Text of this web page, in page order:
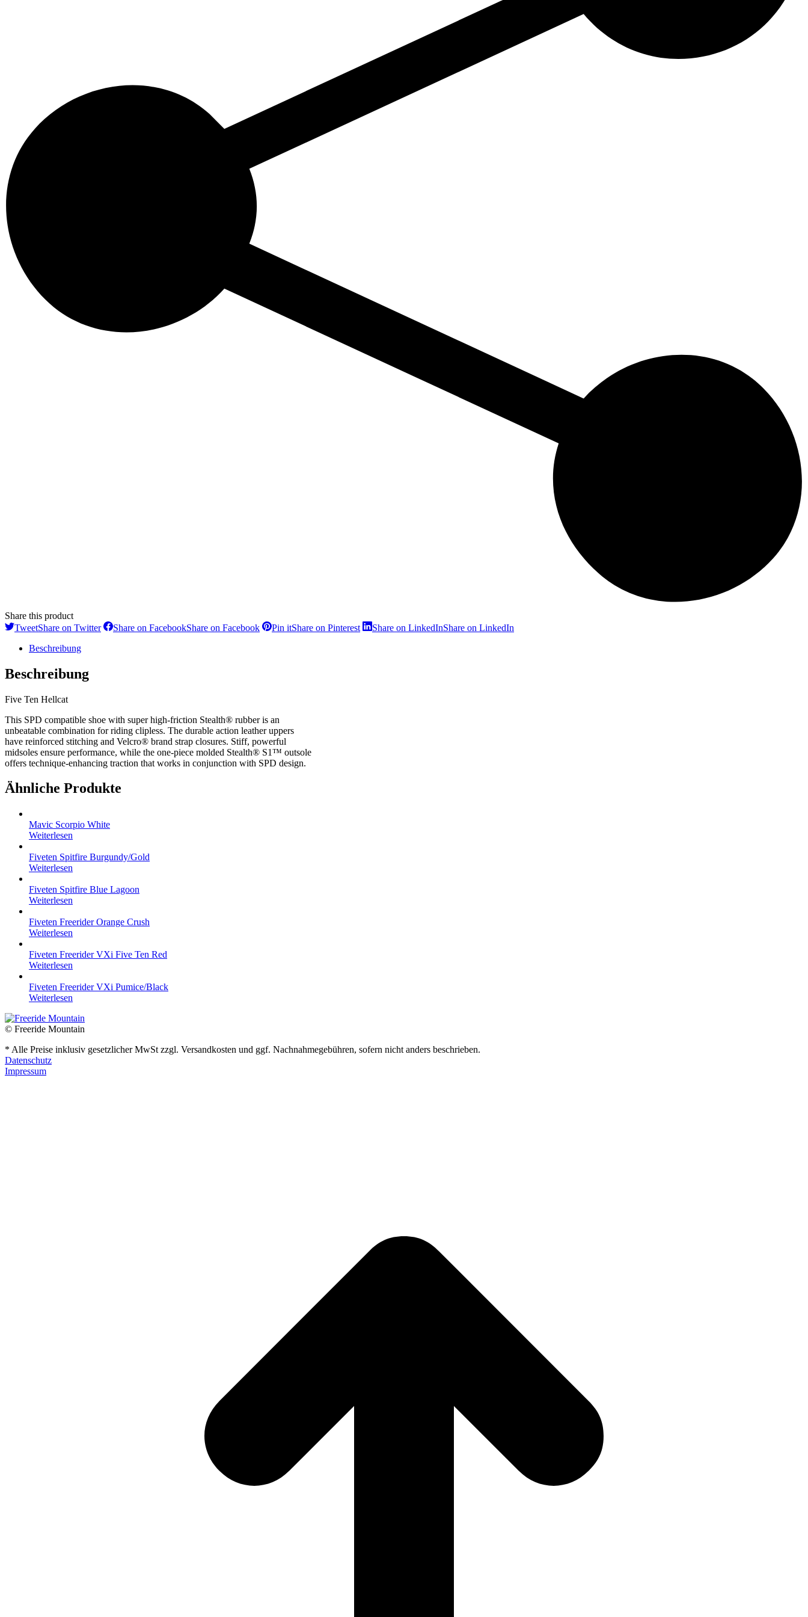
Share this product
TweetShare on Twitter Share on FacebookShare on Facebook Pin itShare on Pinterest Share on LinkedInShare on LinkedIn
Beschreibung
Beschreibung
Five Ten Hellcat
This SPD compatible shoe with super high-friction Stealth® rubber is an
unbeatable combination for riding clipless. The durable action leather uppers
have reinforced stitching and Velcro® brand strap closures. Stiff, powerful
midsoles ensure performance, while the one-piece molded Stealth® S1™ outsole
offers technique-enhancing traction that works in conjunction with SPD design.
Ähnliche Produkte
Mavic Scorpio White
Weiterlesen
Fiveten Spitfire Burgundy/Gold
Weiterlesen
Fiveten Spitfire Blue Lagoon
Weiterlesen
Fiveten Freerider Orange Crush
Weiterlesen
Fiveten Freerider VXi Five Ten Red
Weiterlesen
Fiveten Freerider VXi Pumice/Black
Weiterlesen
© Freeride Mountain
* Alle Preise inklusiv gesetzlicher MwSt zzgl. Versandkosten und ggf. Nachnahmegebühren, sofern nicht anders beschrieben.
Datenschutz
Impressum